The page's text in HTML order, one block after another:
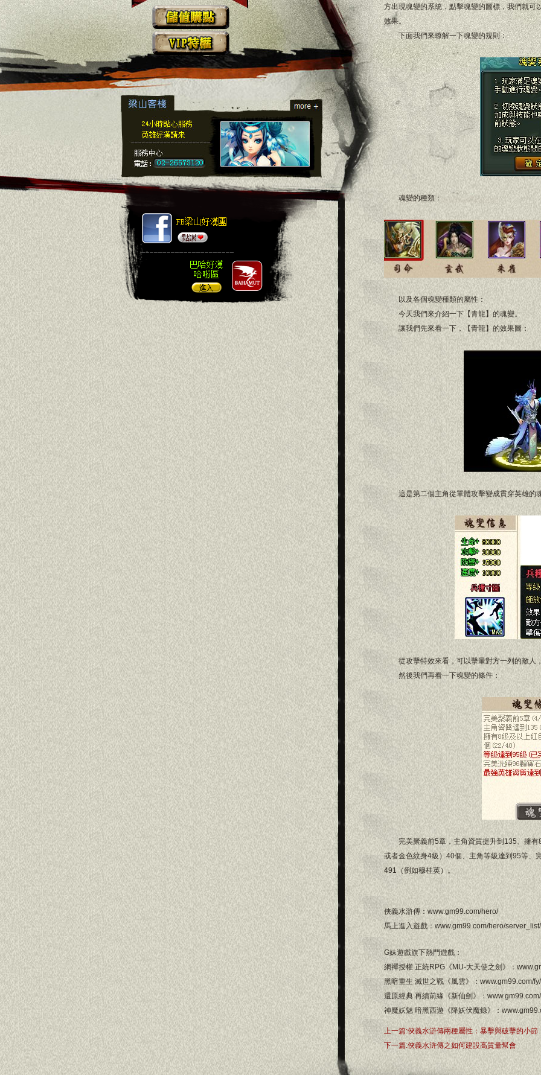
方出現魂變的系統，點擊魂變的圖標，我們就可
效果。
下面我們來瞭解一下魂變的規則：
魂變的種類：
以及各個魂變種類的屬性：
今天我們來介紹一下【青龍】的魂變。
讓我們先來看一下，【青龍】的效果圖：
這是第二個主角從單體攻擊變成貫穿英雄的
從攻擊特效來看，可以擊暈對方一列的敵人
然後我們再看一下魂變的條件：
完美聚義前5章，主角資質提升到135、擁有8
或者金色紋身4級）40個、主角等級達到95等、
491（例如穆桂英）。
俠義水滸傳： www.gm99.com/hero/
馬上進入遊戲： www.gm99.com/hero/server_list/
G妹遊戲旗下熱門遊戲：
網禪授權 正統RPG《MU-大天使之劍》：
黑暗重生 滅世之戰《風雲》：www.gm99.com/fy/
還原經典 再續前緣《新仙劍》：
神魔妖魅 暗黑西遊《降妖伏魔錄》：
上一篇:俠義水滸傳兩種屬性：暴擊與破擊的小節
下一篇:俠義水浒傳之如何建設高質量幫會
FB梁山好漢團
巴哈好漢哈啦區